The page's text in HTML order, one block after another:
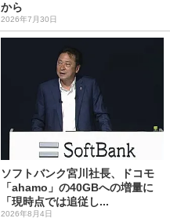
から
2026年7月30日
ソフトバンク宮川社長、ドコモ
「ahamo」の40GBへの増量に
「現時点では追従し...
2026年8月4日